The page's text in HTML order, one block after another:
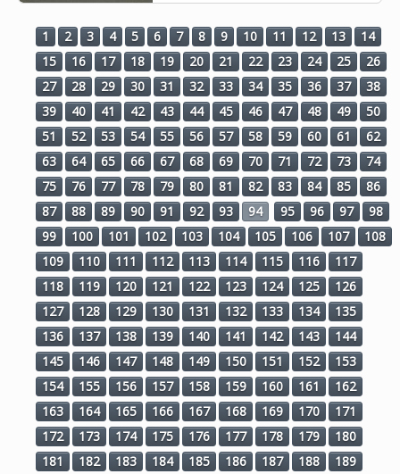
1 2 3 4 5 6 7 8 9 10 11 12 13
14
15
16 17 18 19 20 21 22 23 24 25
26
27
28 29 30 31 32 33 34 35 36 37
38
39
40 41 42 43 44 45 46 47 48 49
50
51
52 53 54 55 56 57 58 59 60 61
62
63
64 65 66 67 68 69 70 71 72 73
74
75
76 77 78 79 80 81 82 83 84 85
86
87
88 89 90 91 92 93 94 95 96 97
98
99
100 101 102 103 104 105 106 107
108
109
110 111 112 113 114 115 116
117
118
119 120 121 122 123 124 125
126
127
128 129 130 131 132 133 134
135
136
137 138 139 140 141 142 143
144
145
146 147 148 149 150 151 152
153
154
155 156 157 158 159 160 161
162
163
164 165 166 167 168 169 170
171
172
173 174 175 176 177 178 179
180
181
182 183 184 185 186 187 188
189